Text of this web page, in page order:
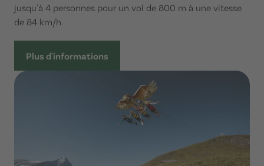
jusqu'à 4 personnes pour un vol de 800 m à une vitesse
de 84 km/h.
Plus d'informations